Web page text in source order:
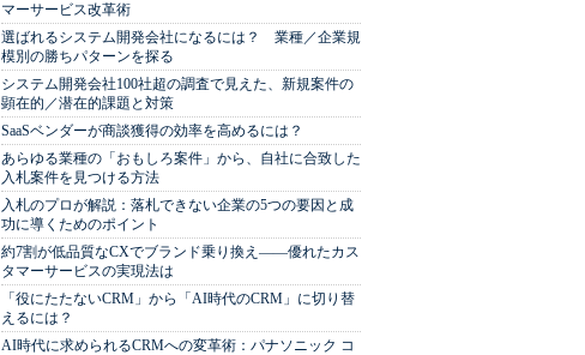
マーサービス改革術
選ばれるシステム開発会社になるには？ 業種／企業規
模別の勝ちパターンを探る
システム開発会社100社超の調査で見えた、新規案件の
顕在的／潜在的課題と対策
SaaSベンダーが商談獲得の効率を高めるには？
あらゆる業種の「おもしろ案件」から、自社に合致した
入札案件を見つける方法
入札のプロが解説：落札できない企業の5つの要因と成
功に導くためのポイント
約7割が低品質なCXでブランド乗り換え――優れたカス
タマーサービスの実現法は
「役にたたないCRM」から「AI時代のCRM」に切り替
えるには？
AI時代に求められるCRMへの変革術：パナソニック コ